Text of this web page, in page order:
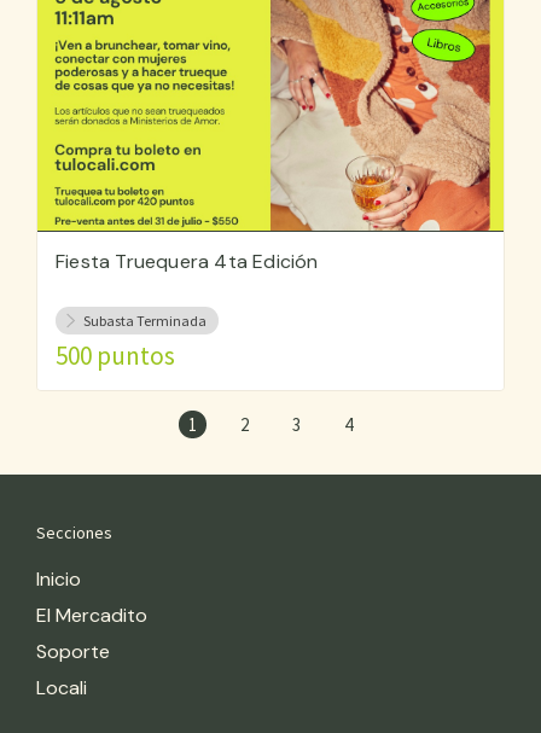
Fiesta Truequera 4ta Edición
Subasta Terminada
500 puntos
1 2 3 4
Secciones
Inicio
El Mercadito
Soporte
Locali